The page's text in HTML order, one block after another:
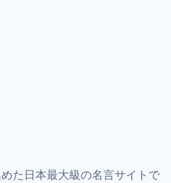
た日本最大級の名言サイトで